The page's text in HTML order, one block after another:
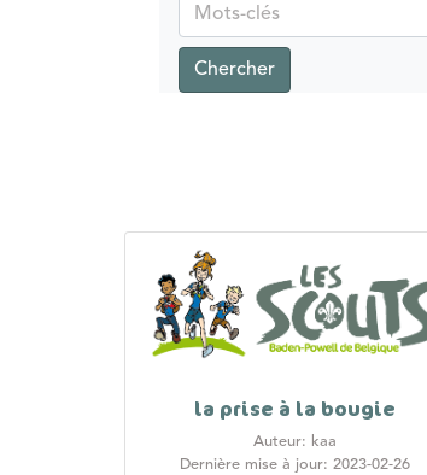
Chercher
la prise à la bougie
Auteur: kaa
Dernière mise à jour: 2023-02-26